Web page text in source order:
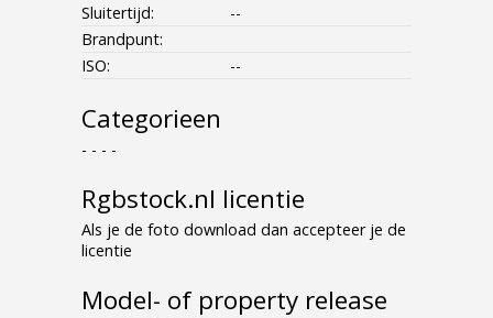
Sluitertijd:
--
Brandpunt:
ISO:
--
Categorieen
- - - -
Rgbstock.nl licentie
Als je de foto download dan accepteer je de
licentie
Model- of property release